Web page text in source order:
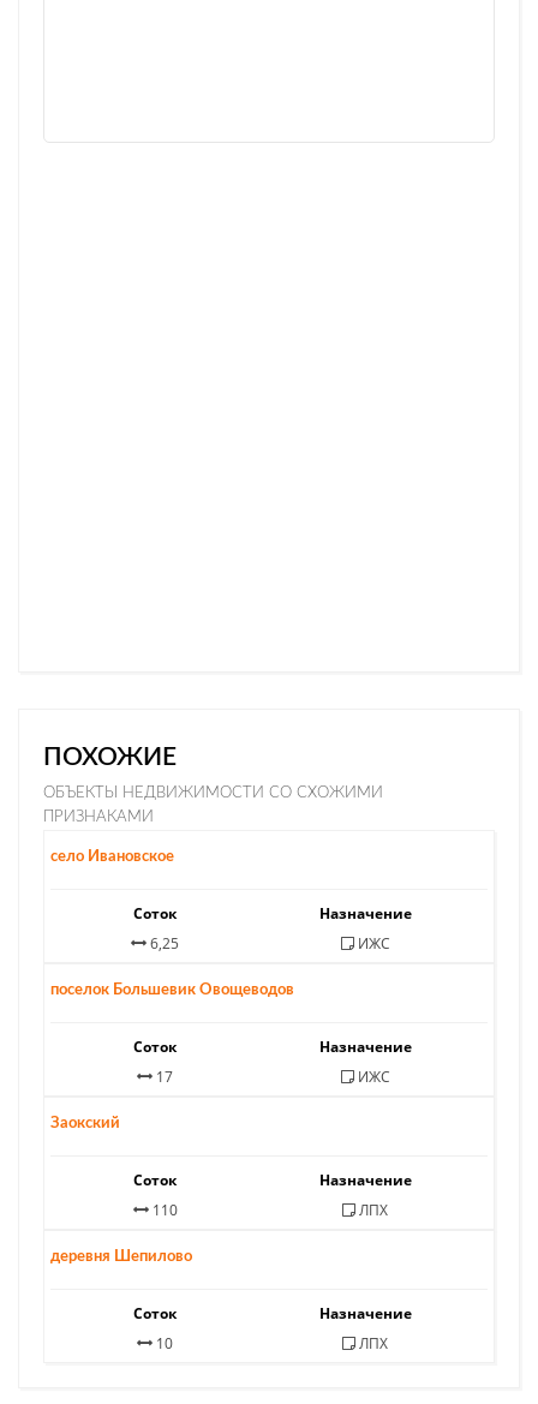
ПОХОЖИЕ
ОБЪЕКТЫ НЕДВИЖИМОСТИ СО СХОЖИМИ
ПРИЗНАКАМИ
670 000 ₽
село Ивановское
Соток
6,25
Назначение
ИЖС
поселок Большевик Овощеводов
Соток
17
Назначение
ИЖС
Заокский
Соток
110
Назначение
ЛПХ
деревня Шепилово
Соток
10
Назначение
ЛПХ